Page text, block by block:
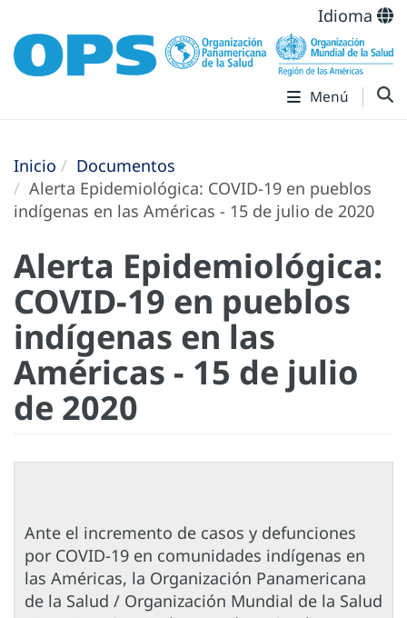
Idioma
Menú
Inicio
Documentos
Alerta Epidemiológica: COVID-19 en pueblos
indígenas en las Américas - 15 de julio de 2020
Alerta Epidemiológica:
COVID-19 en pueblos
indígenas en las
Américas - 15 de julio
de 2020
Ante el incremento de casos y defunciones
por COVID-19 en comunidades indígenas en
las Américas, la Organización Panamericana
de la Salud / Organización Mundial de la Salud